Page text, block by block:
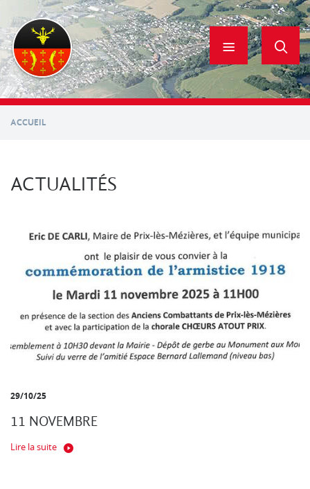
contenu
principal
ACCUEIL
ACTUALITÉS
29/10/25
11 NOVEMBRE
Lire la suite